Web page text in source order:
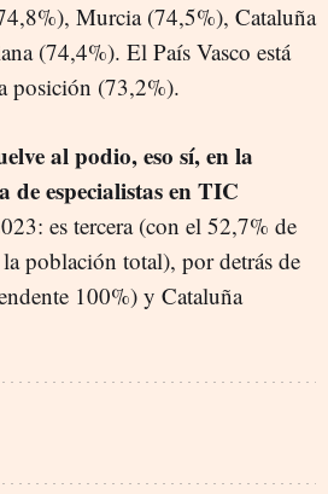
Murcia (74,5%), Cataluña
(74,4%). El País Vasco está
posición (73,2%).
al podio, eso sí, en la
de especialistas en TIC
es tercera (con el 52,7% de
población total), por detrás de
100%) y Cataluña